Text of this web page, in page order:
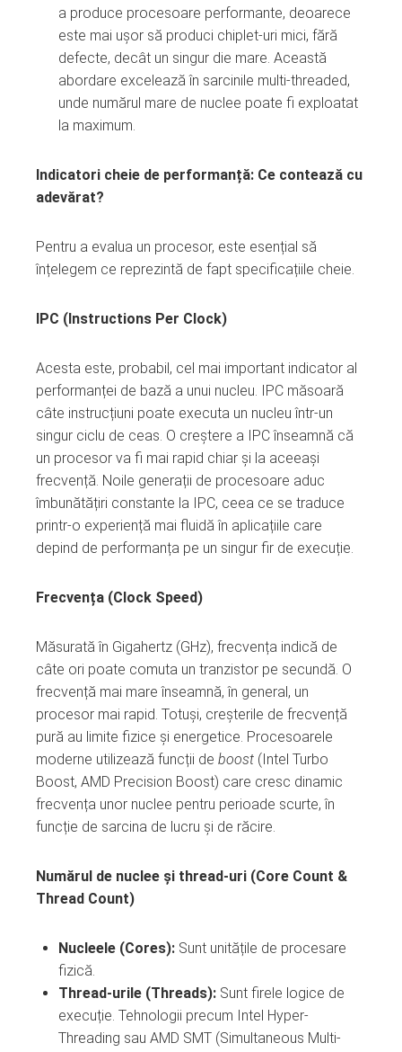
a produce procesoare performante, deoarece
este mai ușor să produci chiplet-uri mici, fără
defecte, decât un singur die mare. Această
abordare excelează în sarcinile multi-threaded,
unde numărul mare de nuclee poate fi exploatat
la maximum.
Indicatori cheie de performanță: Ce contează cu
adevărat?
Pentru a evalua un procesor, este esențial să
înțelegem ce reprezintă de fapt specificațiile cheie.
IPC (Instructions Per Clock)
Acesta este, probabil, cel mai important indicator al
performanței de bază a unui nucleu. IPC măsoară
câte instrucțiuni poate executa un nucleu într-un
singur ciclu de ceas. O creștere a IPC înseamnă că
un procesor va fi mai rapid chiar și la aceeași
frecvență. Noile generații de procesoare aduc
îmbunătățiri constante la IPC, ceea ce se traduce
printr-o experiență mai fluidă în aplicațiile care
depind de performanța pe un singur fir de execuție.
Frecvența (Clock Speed)
Măsurată în Gigahertz (GHz), frecvența indică de
câte ori poate comuta un tranzistor pe secundă. O
frecvență mai mare înseamnă, în general, un
procesor mai rapid. Totuși, creșterile de frecvență
pură au limite fizice și energetice. Procesoarele
moderne utilizează funcții de boost (Intel Turbo
Boost, AMD Precision Boost) care cresc dinamic
frecvența unor nuclee pentru perioade scurte, în
funcție de sarcina de lucru și de răcire.
Numărul de nuclee și thread-uri (Core Count &
Thread Count)
Nucleele (Cores): Sunt unitățile de procesare
fizică.
Thread-urile (Threads): Sunt firele logice de
execuție. Tehnologii precum Intel Hyper-
Threading sau AMD SMT (Simultaneous Multi-